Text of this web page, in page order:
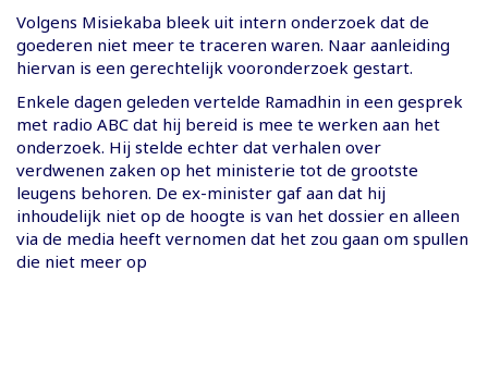
Volgens Misiekaba bleek uit intern onderzoek dat de
goederen niet meer te traceren waren. Naar aanleiding
hiervan is een gerechtelijk vooronderzoek gestart.
Enkele dagen geleden vertelde Ramadhin in een gesprek
met radio ABC dat hij bereid is mee te werken aan het
onderzoek. Hij stelde echter dat verhalen over
verdwenen zaken op het ministerie tot de grootste
leugens behoren. De ex-minister gaf aan dat hij
inhoudelijk niet op de hoogte is van het dossier en alleen
via de media heeft vernomen dat het zou gaan om spullen
die niet meer op